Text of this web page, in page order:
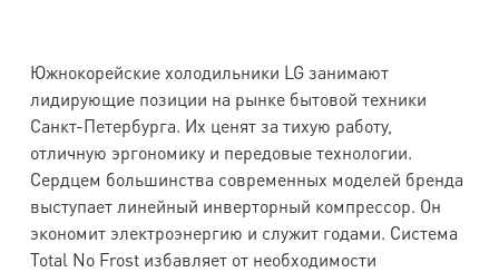
Южнокорейские холодильники LG занимают
лидирующие позиции на рынке бытовой техники
Санкт-Петербурга. Их ценят за тихую работу,
отличную эргономику и передовые технологии.
Сердцем большинства современных моделей бренда
выступает линейный инверторный компрессор. Он
экономит электроэнергию и служит годами. Система
Total No Frost избавляет от необходимости